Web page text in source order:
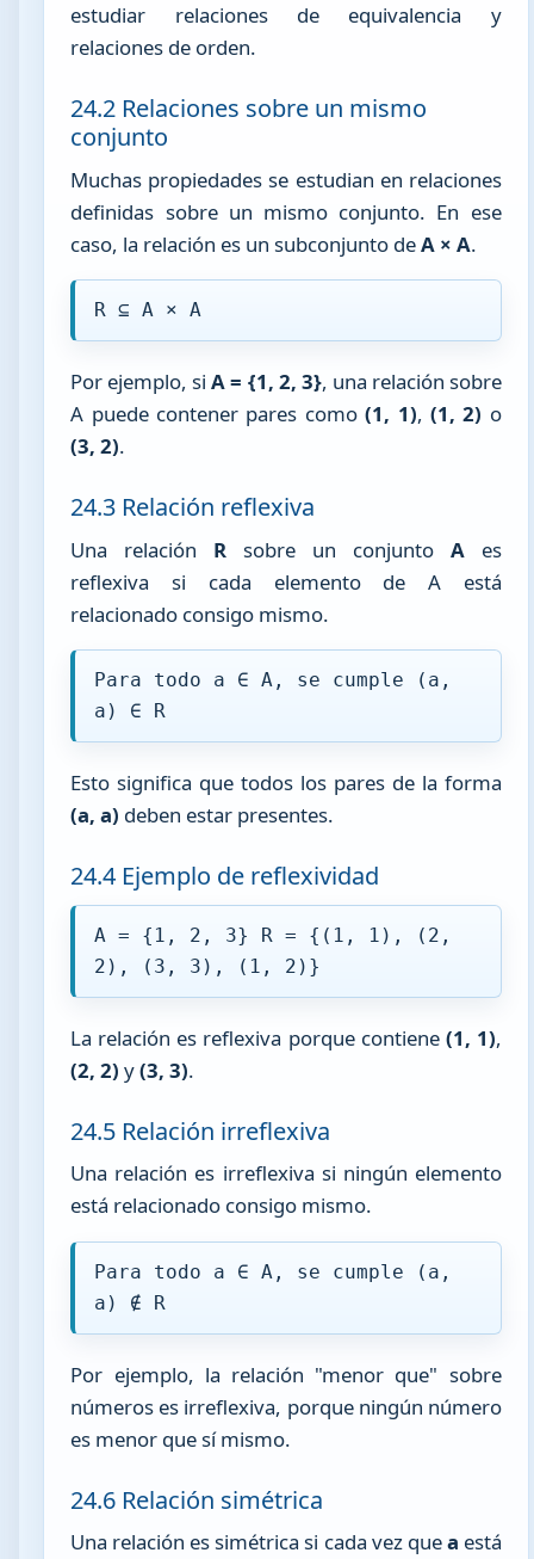
estudiar relaciones de equivalencia y
relaciones de orden.
24.2 Relaciones sobre un mismo
conjunto
Muchas propiedades se estudian en relaciones
definidas sobre un mismo conjunto. En ese
caso, la relación es un subconjunto deA × A.
R ⊆ A × A
Por ejemplo, siA = {1, 2, 3}, una relación sobre
A puede contener pares como(1, 1), (1, 2) o
(3, 2).
24.3 Relación reflexiva
Una relación R sobre un conjunto A es
reflexiva si cada elemento de A está
relacionado consigo mismo.
Para todo a ∈ A, se cumple (a,
a) ∈ R
Esto significa que todos los pares de la forma
(a, a) deben estar presentes.
24.4 Ejemplo de reflexividad
A = {1, 2, 3} R = {(1, 1), (2,
2), (3, 3), (1, 2)}
La relación es reflexiva porque contiene (1, 1),
(2, 2) y(3, 3).
24.5 Relación irreflexiva
Una relación es irreflexiva si ningún elemento
está relacionado consigo mismo.
Para todo a ∈ A, se cumple (a,
a) ∉ R
Por ejemplo, la relación "menor que" sobre
números es irreflexiva, porque ningún número
es menor que sí mismo.
24.6 Relación simétrica
Una relación es simétrica si cada vez quea está